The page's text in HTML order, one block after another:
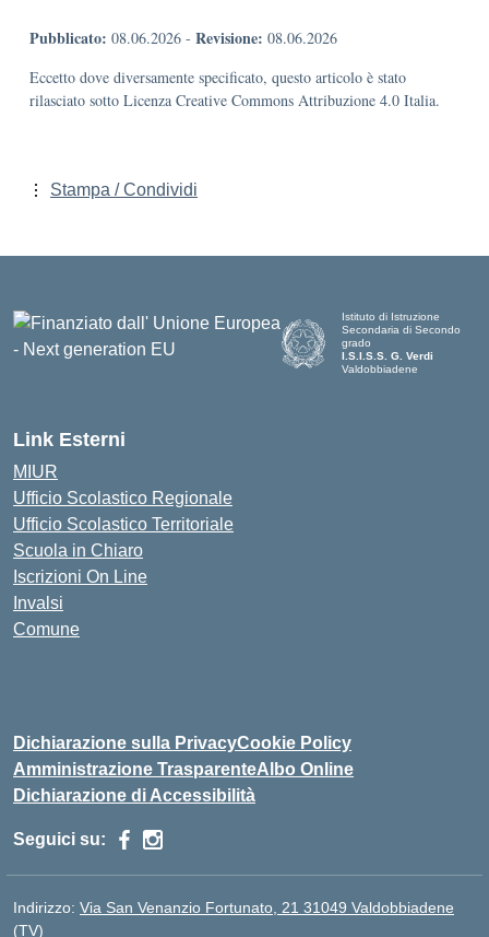
Pubblicato: 08.06.2026 - Revisione: 08.06.2026
Eccetto dove diversamente specificato, questo articolo è stato
rilasciato sotto Licenza Creative Commons Attribuzione 4.0 Italia.
Stampa / Condividi
Istituto di Istruzione
Secondaria di Secondo
grado
I.S.I.S.S. G. Verdi
Valdobbiadene
Link Esterni
MIUR
Ufficio Scolastico Regionale
Ufficio Scolastico Territoriale
Scuola in Chiaro
Iscrizioni On Line
Invalsi
Comune
Dichiarazione sulla PrivacyCookie Policy
Amministrazione TrasparenteAlbo Online
Dichiarazione di Accessibilità
Seguici su:
Indirizzo: Via San Venanzio Fortunato, 21 31049 Valdobbiadene
(TV)